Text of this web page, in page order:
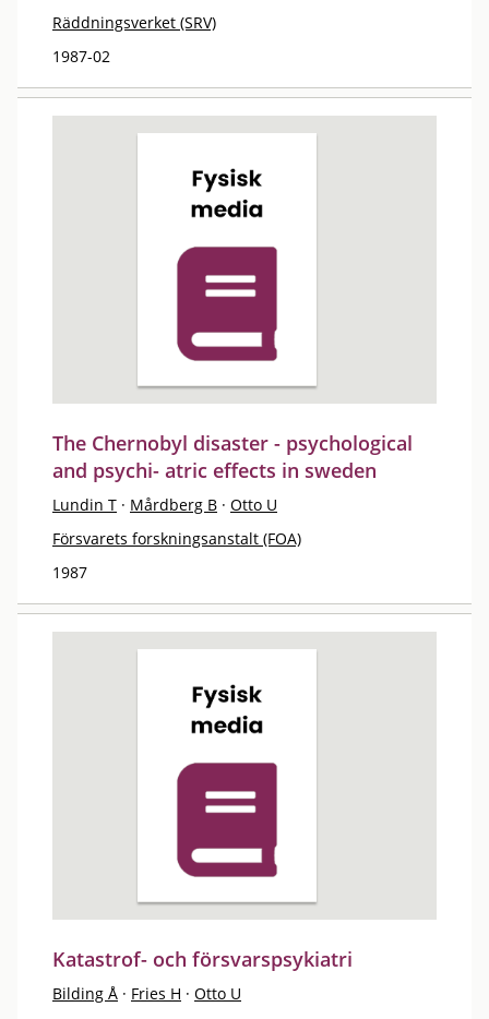
Räddningsverket (SRV)
1987-02
The Chernobyl disaster - psychological
and psychi- atric effects in sweden
Lundin T · Mårdberg B · Otto U
Försvarets forskningsanstalt (FOA)
1987
Katastrof- och försvarspsykiatri
Bilding Å · Fries H · Otto U